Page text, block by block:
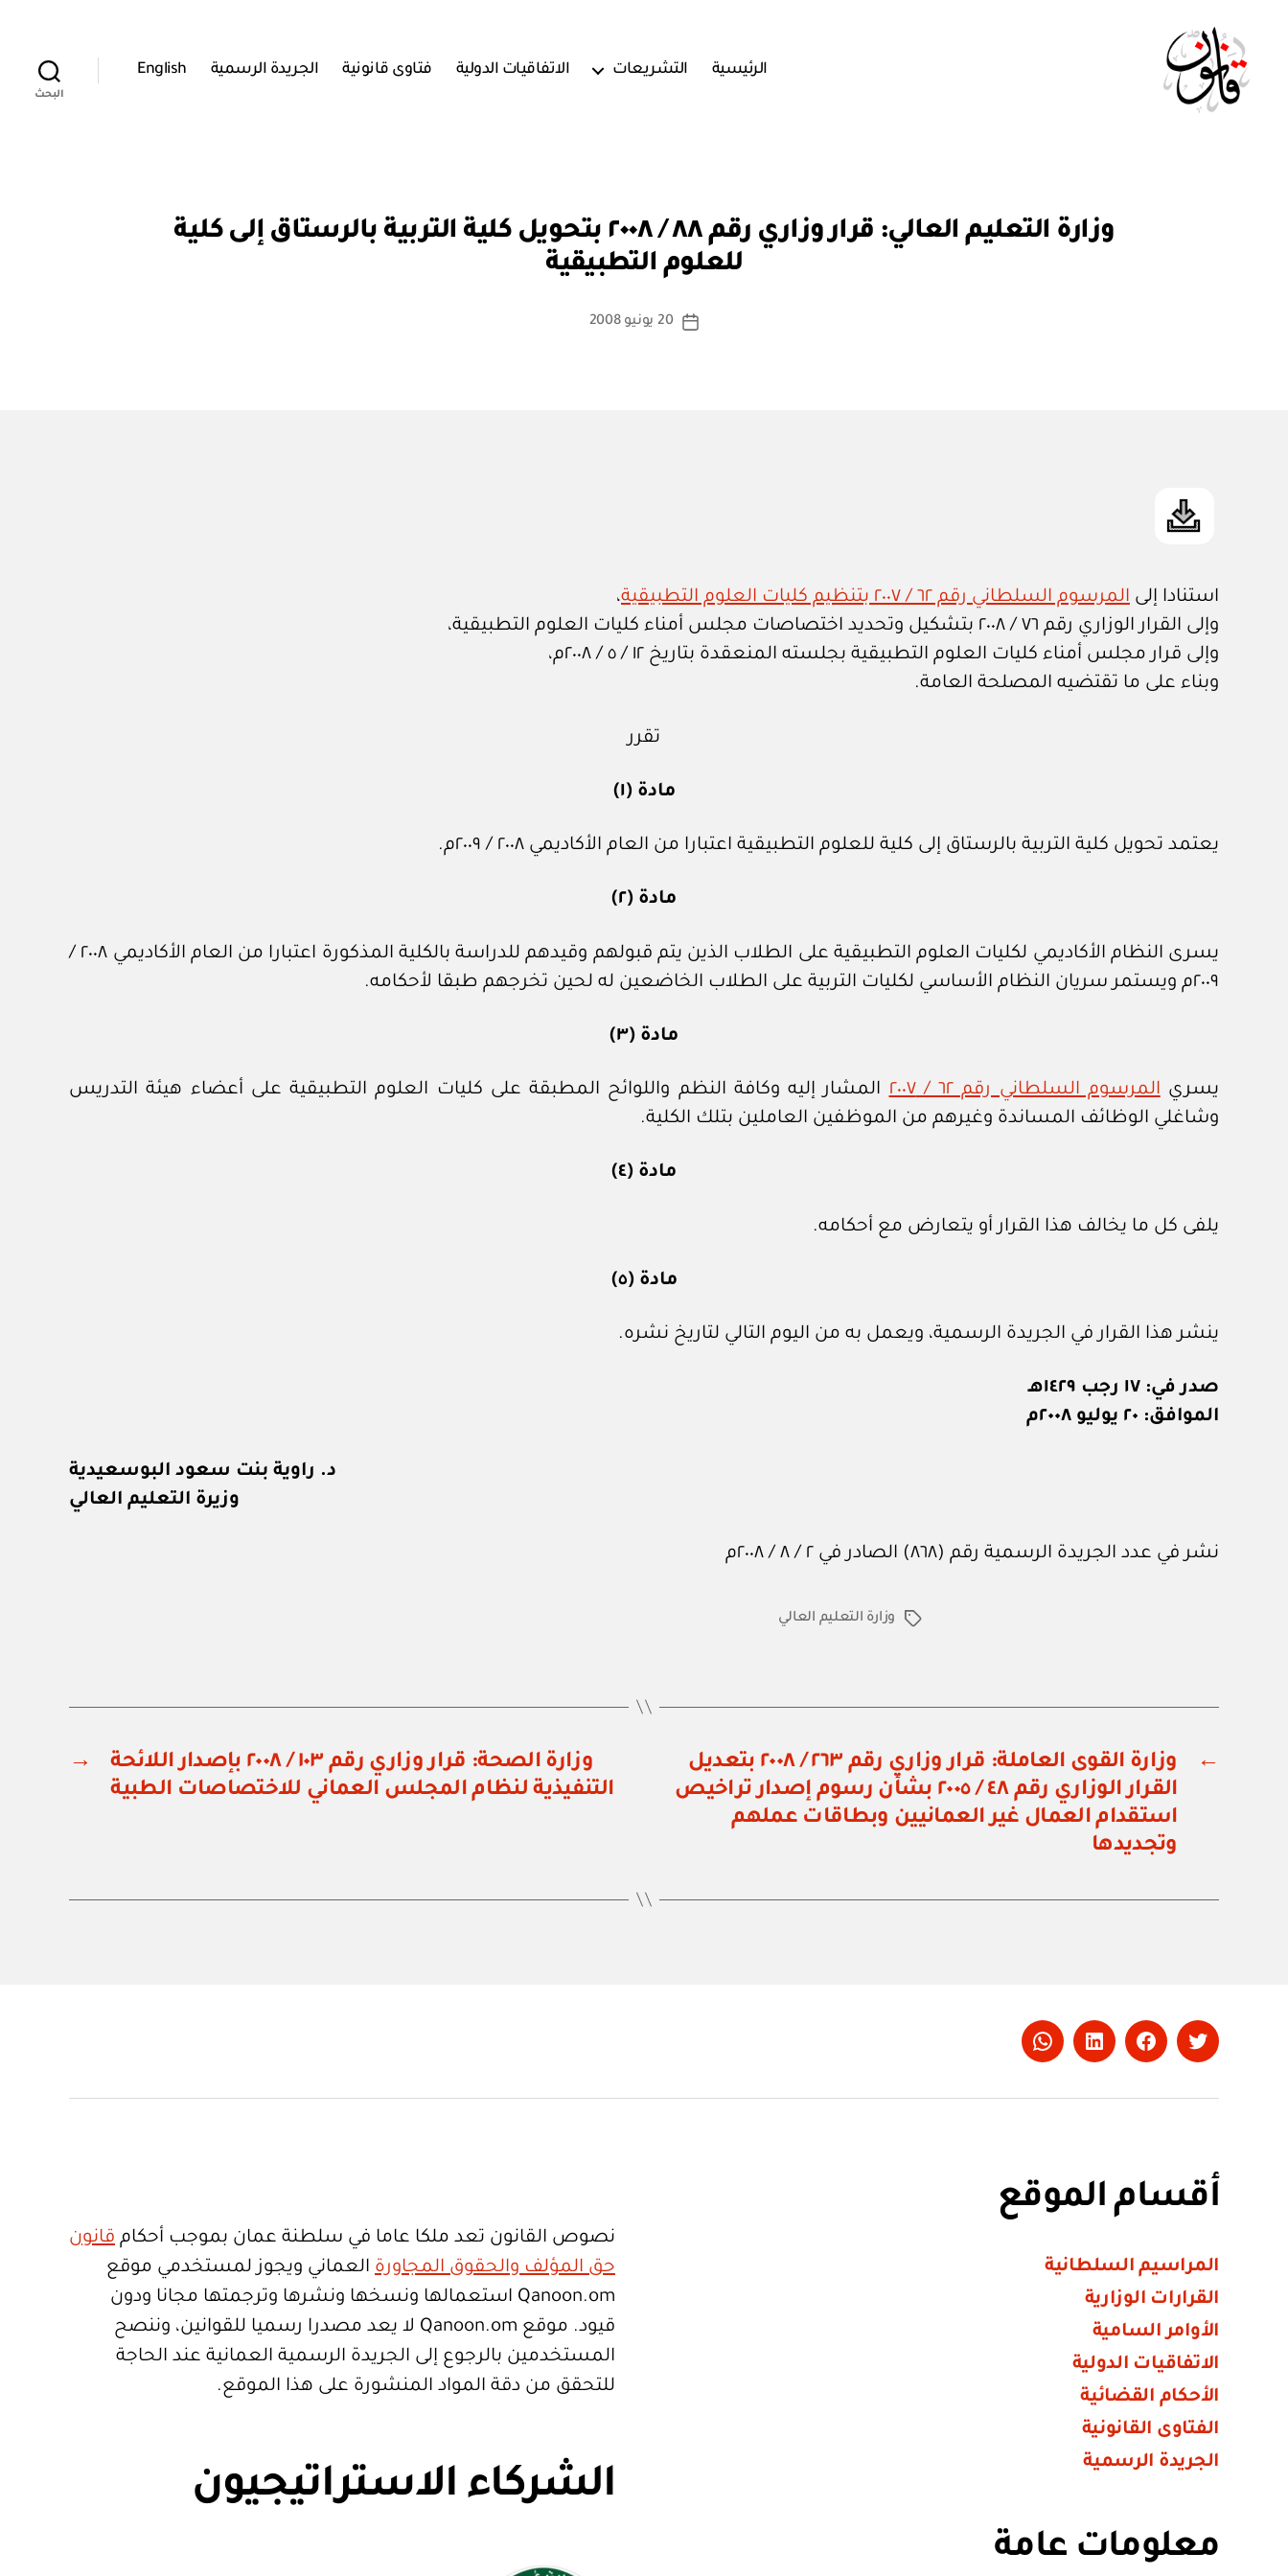
الرئيسية التشريعات الاتفاقيات الدولية فتاوى قانونية الجريدة الرسمية English
البحث
التصنيفات
وزارة التعليم العالي: قرار وزاري رقم ٨٨ / ٢٠٠٨ بتحويل كلية التربية بالرستاق إلى كلية
للعلوم التطبيقية
كاتب
ا
س
ة
تاريخ
20 يونيو 2008
استنادا إلى المرسوم السلطاني رقم ٦٢ / ٢٠٠٧ بتنظيم كليات العلوم التطبيقية
،
وإلى القرار الوزاري رقم ٧٦ / ٢٠٠٨ بتشكيل وتحديد اختصاصات مجلس أمناء كليات العلوم التطبيقية،
وإلى قرار مجلس أمناء كليات العلوم التطبيقية بجلسته المنعقدة بتاريخ ١٢ / ٥ / ٢٠٠٨م،
وبناء على ما تقتضيه المصلحة العامة.
تقرر
مادة (١)
يعتمد تحويل كلية التربية بالرستاق إلى كلية للعلوم التطبيقية اعتبارا من العام الأكاديمي ٢٠٠٨ / ٢٠٠٩م.
مادة (٢)
يسرى النظام الأكاديمي لكليات العلوم التطبيقية على الطلاب الذين يتم قبولهم وقيدهم للدراسة بالكلية المذكورة اعتبارا من العام الأكاديمي ٢٠٠٨ /
٢٠٠٩م ويستمر سريان النظام الأساسي لكليات التربية على الطلاب الخاضعين له لحين تخرجهم طبقا لأحكامه.
مادة (٣)
يسري المرسوم السلطاني رقم ٦٢ / ٢٠٠٧
المشار إليه وكافة النظم واللوائح المطبقة على كليات العلوم التطبيقية على أعضاء هيئة التدريس
وشاغلي الوظائف المساندة وغيرهم من الموظفين العاملين بتلك الكلية.
مادة (٤)
يلفى كل ما يخالف هذا القرار أو يتعارض مع أحكامه.
مادة (٥)
ينشر هذا القرار في الجريدة الرسمية، ويعمل به من اليوم التالي لتاريخ نشره.
صدر في: ١٧ رجب ١٤٢٩هـ
الموافق: ٢٠ يوليو ٢٠٠٨م
د. راوية بنت سعود البوسعيدية
وزيرة التعليم العالي
نشر في عدد الجريدة الرسمية رقم (٨٦٨) الصادر في ٢ / ٨ / ٢٠٠٨م
الوسوموزارة التعليم العالي
←
وزارة القوى العاملة: قرار وزاري رقم ٢٦٣ / ٢٠٠٨ بتعديل
القرار الوزاري رقم ٤٨ / ٢٠٠٥ بشأن رسوم إصدار تراخيص
استقدام العمال غير العمانيين وبطاقات عملهم
وتجديدها
→
وزارة الصحة: قرار وزاري رقم ١٠٣ / ٢٠٠٨ بإصدار اللائحة
التنفيذية لنظام المجلس العماني للاختصاصات الطبية
Twitter
Facebook
LinkedIn
Whatsapp
أقسام الموقع
المراسيم السلطانية
القرارات الوزارية
الأوامر السامية
الاتفاقيات الدولية
الأحكام القضائية
الفتاوى القانونية
الجريدة الرسمية
معلومات عامة
نصوص القانون تعد ملكا عاما في سلطنة عمان بموجب أحكام قانون
حق المؤلف والحقوق المجاورة العماني ويجوز لمستخدمي موقع
Qanoon.om استعمالها ونسخها ونشرها وترجمتها مجانا ودون
قيود. موقع Qanoon.om لا يعد مصدرا رسميا للقوانين، وننصح
المستخدمين بالرجوع إلى الجريدة الرسمية العمانية عند الحاجة
للتحقق من دقة المواد المنشورة على هذا الموقع.
الشركاء الاستراتيجيون